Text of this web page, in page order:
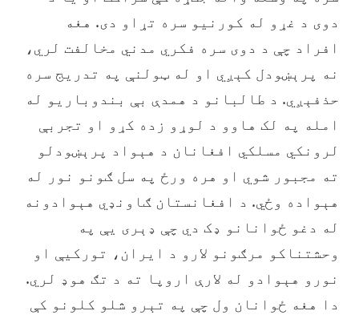
دوی د غړو له کورنیو سره تړاو دی. هغه
افراد چې د دوی سره فکري مدني مخالفت لري،
نه پرېښودل کېږي او له ټولنې په تدریج سره
حذفېږي. د طالبانو د همدې بې بندوباریو له
امله په لک هاوو د لوړو زده کړو او تجربې
لرونکي مسلکي افغانان د هېواد پرېښودلو
ته مجبور شوي او هره ورځ په سل ګونو نور له
هېواده وځي. د افغانستان ګاونډي هېوادونه
له دغو ځوانانو ډک دي چې ډېری یې په
وحشتناکو مرګونو لارو د ایران، تورکیې او
نورو هېوادو له لارې اروپا ته د تګ هوډ لري.
دا هغه ځوانان ول چې په تېرو شلو کلونو کې